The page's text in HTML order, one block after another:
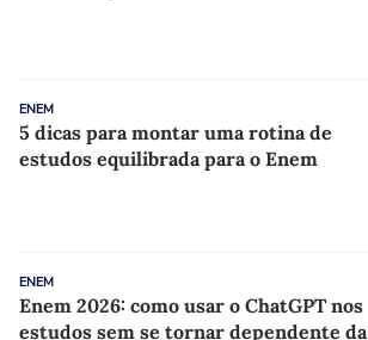
ENEM
5 dicas para montar uma rotina de
estudos equilibrada para o Enem
ENEM
Enem 2026: como usar o ChatGPT nos
estudos sem se tornar dependente da